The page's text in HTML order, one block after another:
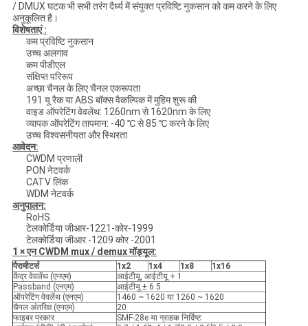
/ DMUX घटक भी सभी तरंग दैर्ध्य में संयुक्त प्रविष्टि नुकसान को कम करने के लिए
अनुकूलित है।
विशेषताएं :
कम प्रविष्टि नुकसान
उच्च अलगाव
कम पीडीएल
संक्षिप्त परिरूप
अच्छा चैनल के लिए चैनल एकरूपता
191 यू रैक या ABS बॉक्स वैकल्पिक में मुहिम शुरू की
वाइड ऑपरेटिंग वेवलेंथ: 1260nm से 1620nm के लिए
व्यापक ऑपरेटिंग तापमान: -40 ℃ से 85 ℃ करने के लिए
उच्च विश्वसनीयता और स्थिरता
आवेदन:
CWDM प्रणाली
PON नेटवर्क
CATV लिंक
WDM नेटवर्क
अनुपालन:
RoHS
टेलकोर्डिया जीआर-1221-कोर-1999
टेलकोर्डिया जीआर -1209 कोर -2001
1 × एन CWDM mux / demux मॉड्यूल:
पैरामीटर्स 1x2 1x4 1x8
1x16
केंद्र वेवलेंथ (एनएम)
आईटीयू, आईटीयू + 1
Passband (एनएम)
आईटीयू ± 6.5
ऑपरेटिंग वेवलेंथ (एनएम)
1460 ~ 1620 या 1260 ~ 1620
चैनल अंतरिक्ष (एनएम)
20
फाइबर प्रकार
SMF-28e या ग्राहक निर्दिष्ट